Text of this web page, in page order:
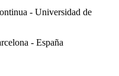
- Universidad de
- España